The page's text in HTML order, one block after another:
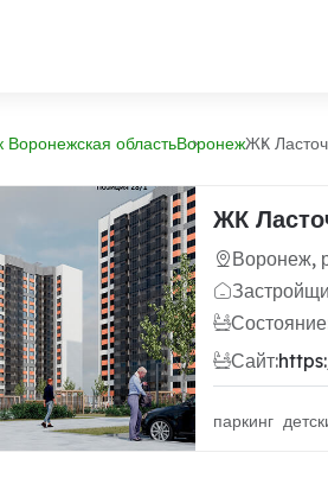
Воронежская областьВоронежЖК
ЖК
Воронеж,
Сайт:
паркинг